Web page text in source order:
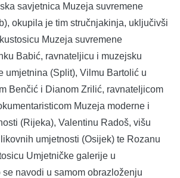
savjetnica Muzeja suvremene
okupila je tim stručnjakinja, uključivši
Muzeja suvremene
Babić, ravnateljicu i muzejsku
umjetnina (Split), Vilmu Bartolić u
Benčić i Dianom Zrilić, ravnateljicom
Muzeja moderne i
(Rijeka), Valentinu Radoš, višu
umjetnosti (Osijek) te Rozanu
Umjetničke galerije u
se navodi u samom obrazloženju